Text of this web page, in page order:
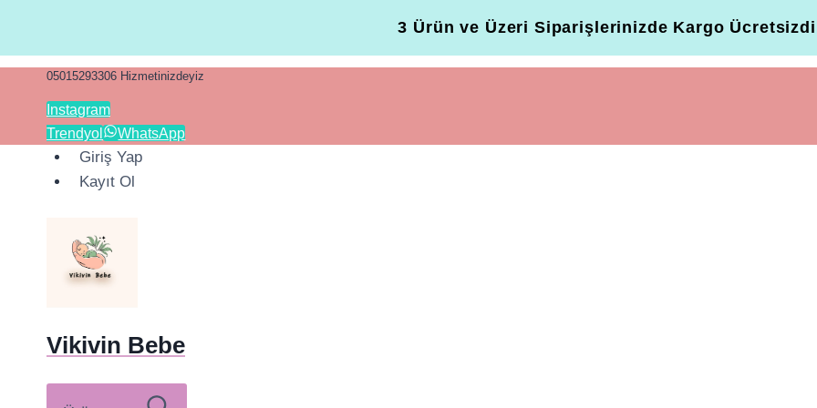
3 Ürün ve Üzeri Siparişlerinizde Kargo
05015293306 Hizmetinizdeyiz
Instagram
Trendyol
WhatsApp
Giriş Yap
Kayıt Ol
Vikivin Bebe